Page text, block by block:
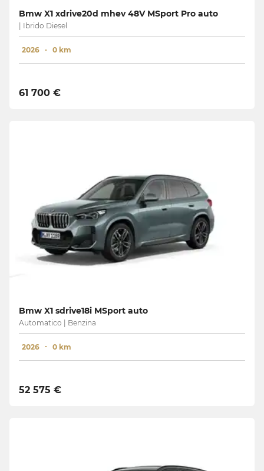
Bmw X1 xdrive20d mhev 48V MSport Pro auto
| Ibrido Diesel
2026 0 km
61 700 €
Bmw X1 sdrive18i MSport auto
Automatico | Benzina
2026 0 km
52 575 €